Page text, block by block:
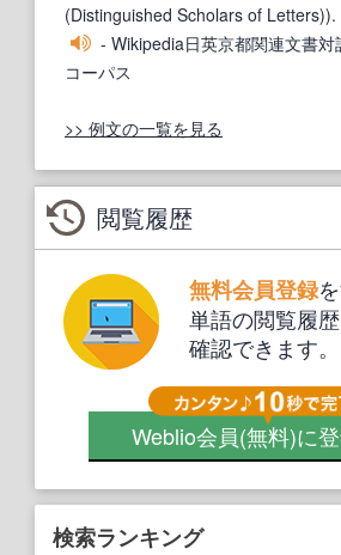
(Distinguished Scholars of Letters)).
- Wikipedia日英京都関連文書対
コーパス
>> 例文の一覧を見る
閲覧履歴
無料会員登録
単語の閲覧履
確認できます。
Weblio会員(無料)に
検索ランキング